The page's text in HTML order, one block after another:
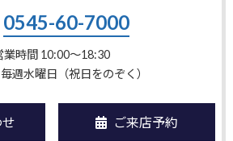
0545-60-7000
業時間 10:00〜18:30
週水曜日（祝日をのぞく）
ご来店予約